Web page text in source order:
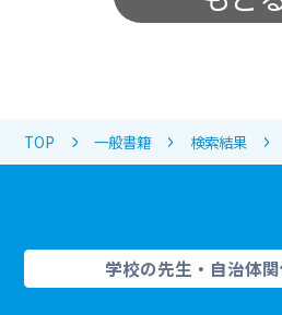
TOP 一般書籍 検索結果
学校の先生・自治体